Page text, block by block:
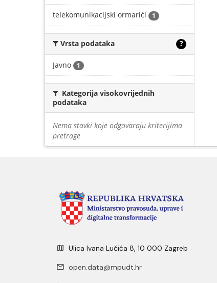
telekomunikacijski ormarići 1
Vrsta podataka ?
Javno 1
Kategorija visokovrijednih
podataka
Nema stavki koje odgovaraju kriterijima
pretrage